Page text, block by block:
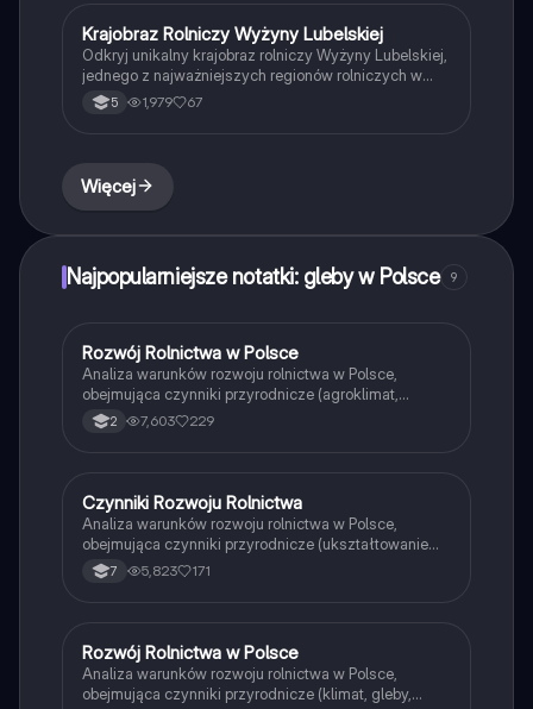
Geografia
Krajobraz Rolniczy Wyżyny Lubelskiej
Odkryj unikalny krajobraz rolniczy Wyżyny Lubelskiej,
jednego z najważniejszych regionów rolniczych w
Polsce. Dowiedz się o charakterystyce gleb,
uprawach takich jak pszenica i buraki cukrowe, oraz o
Typ: podsumowanie.
5 1,979 67
Więcej
Najpopularniejsze notatki: gleby w Polsce 9
Geografia
Rozwój Rolnictwa w Polsce
Analiza warunków rozwoju rolnictwa w Polsce,
obejmująca czynniki przyrodnicze (agroklimat,
ukształtowanie terenu, gleby, stosunki wodne) oraz
pozaprzyrodnicze (poziom rozwoju społeczno-
jest kluczowe dla efektywnego zarządzania i rozwoju
sektora rolniczego.
2 7,603 229
Geografia
Czynniki Rozwoju Rolnictwa
Analiza warunków rozwoju rolnictwa w Polsce,
obejmująca czynniki przyrodnicze (ukształtowanie
terenu, klimat, gleby) oraz pozaprzyrodnicze
(własność gospodarstw, mechanizacja, polityka
podsumowanie.
7 5,823 171
Geografia
Rozwój Rolnictwa w Polsce
Analiza warunków rozwoju rolnictwa w Polsce,
obejmująca czynniki przyrodnicze (klimat, gleby,